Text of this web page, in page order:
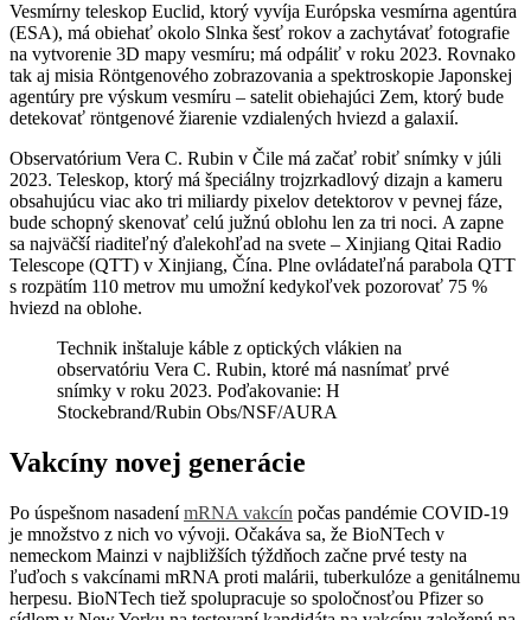
Vesmírny teleskop Euclid, ktorý vyvíja Európska vesmírna agentúra
(ESA), má obiehať okolo Slnka šesť rokov a zachytávať fotografie
na vytvorenie 3D mapy vesmíru; má odpáliť v roku 2023. Rovnako
tak aj misia Röntgenového zobrazovania a spektroskopie Japonskej
agentúry pre výskum vesmíru – satelit obiehajúci Zem, ktorý bude
detekovať röntgenové žiarenie vzdialených hviezd a galaxií.
Observatórium Vera C. Rubin v Čile má začať robiť snímky v júli
2023. Teleskop, ktorý má špeciálny trojzrkadlový dizajn a kameru
obsahujúcu viac ako tri miliardy pixelov detektorov v pevnej fáze,
bude schopný skenovať celú južnú oblohu len za tri noci. A zapne
sa najväčší riaditeľný ďalekohľad na svete – Xinjiang Qitai Radio
Telescope (QTT) v Xinjiang, Čína. Plne ovládateľná parabola QTT
s rozpätím 110 metrov mu umožní kedykoľvek pozorovať 75 %
hviezd na oblohe.
Technik inštaluje káble z optických vlákien na
observatóriu Vera C. Rubin, ktoré má nasnímať prvé
snímky v roku 2023. Poďakovanie: H
Stockebrand/Rubin Obs/NSF/AURA
Vakcíny novej generácie
Po úspešnom nasadenímRNA vakcín počas pandémie COVID-19
je množstvo z nich vo vývoji. Očakáva sa, že BioNTech v
nemeckom Mainzi v najbližších týždňoch začne prvé testy na
ľuďoch s vakcínami mRNA proti malárii, tuberkulóze a genitálnemu
herpesu. BioNTech tiež spolupracuje so spoločnosťou Pfizer so